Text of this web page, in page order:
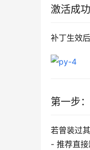
激活成
补丁生效
第一步
若曾装过
- 推荐直